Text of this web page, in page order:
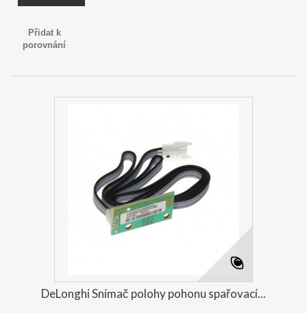
Přidat k
porovnání
DeLonghi Snímač polohy pohonu spařovací...